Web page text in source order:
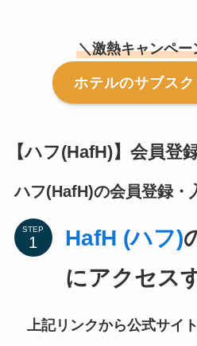
＼激熱キャンペー
ホテルのサブス
【ハフ(HafH)】会員登
ハフ(HafH)の会員登録・
STEP HafH (ハフ)
にアクセス
上記リンクから公式サイ